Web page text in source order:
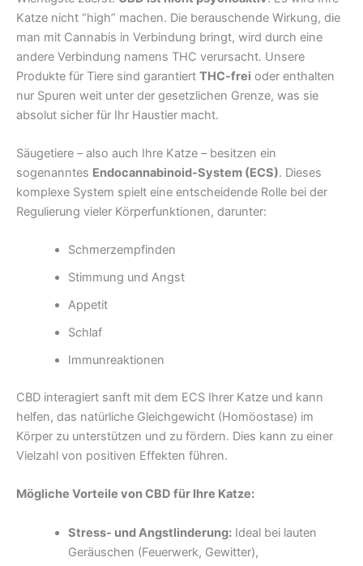
Katze nicht “high” machen. Die berauschende Wirkung, die
man mit Cannabis in Verbindung bringt, wird durch eine
andere Verbindung namens THC verursacht. Unsere
Produkte für Tiere sind garantiert THC-frei oder enthalten
nur Spuren weit unter der gesetzlichen Grenze, was sie
absolut sicher für Ihr Haustier macht.
Säugetiere – also auch Ihre Katze – besitzen ein
sogenanntes Endocannabinoid-System (ECS). Dieses
komplexe System spielt eine entscheidende Rolle bei der
Regulierung vieler Körperfunktionen, darunter:
Schmerzempfinden
Stimmung und Angst
Appetit
Schlaf
Immunreaktionen
CBD interagiert sanft mit dem ECS Ihrer Katze und kann
helfen, das natürliche Gleichgewicht (Homöostase) im
Körper zu unterstützen und zu fördern. Dies kann zu einer
Vielzahl von positiven Effekten führen.
Mögliche Vorteile von CBD für Ihre Katze:
Stress- und Angstlinderung:Ideal bei lauten
Geräuschen (Feuerwerk, Gewitter),